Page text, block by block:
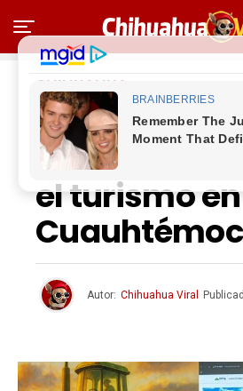
CHIHUAHUA
Presentan
web para
el turismo en
Cuauhtémoc
Autor: Chihuahua Viral